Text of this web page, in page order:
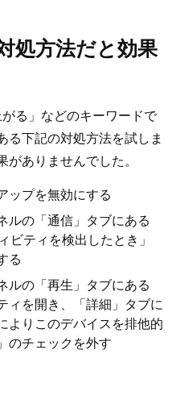
処方法だと効果
る」などのキーワードで
る下記の対処方法を試しま
ありませんでした。
ップを無効にする
ルの「通信」タブにある
ビティを検出したとき」
る
ルの「再生」タブにある
ィを開き、「詳細」タブに
よりこのデバイスを排他的
のチェックを外す